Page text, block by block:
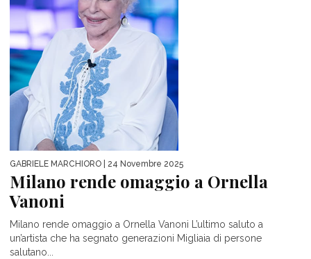
GABRIELE MARCHIORO | 24 Novembre 2025
Milano rende omaggio a Ornella
Vanoni
Milano rende omaggio a Ornella Vanoni L’ultimo saluto a
un’artista che ha segnato generazioni Migliaia di persone
salutano...